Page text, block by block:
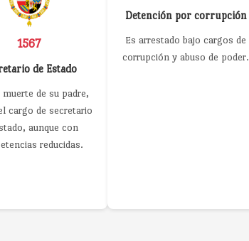
1567
de Estado
de su padre,
cargo de secretario
aunque con
reducidas.
Detención por corrupción
Es arrestado bajo cargos de
corrupción y abuso de poder.